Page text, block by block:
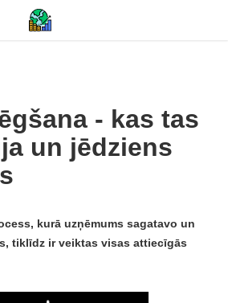
- kas tas
un jēdziens
kurā uzņēmums sagatavo un
tiklīdz ir veiktas visas attiecīgās